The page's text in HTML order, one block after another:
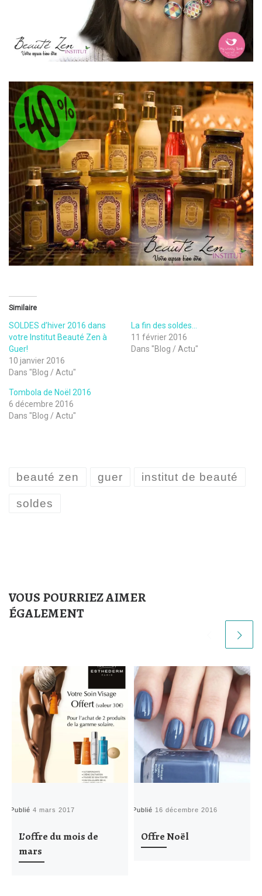
Similaire
SOLDES d’hiver 2016 dans
votre Institut Beauté Zen à
Guer!
10 janvier 2016
Dans "Blog / Actu"
La fin des soldes…
11 février 2016
Dans "Blog / Actu"
Tombola de Noël 2016
6 décembre 2016
Dans "Blog / Actu"
beauté zen guer institut de beauté
soldes
VOUS POURRIEZ AIMER
ÉGALEMENT
Publié4 mars 2017
L’offre du mois de
mars
Publié 16 décembre 2016
Offre Noël